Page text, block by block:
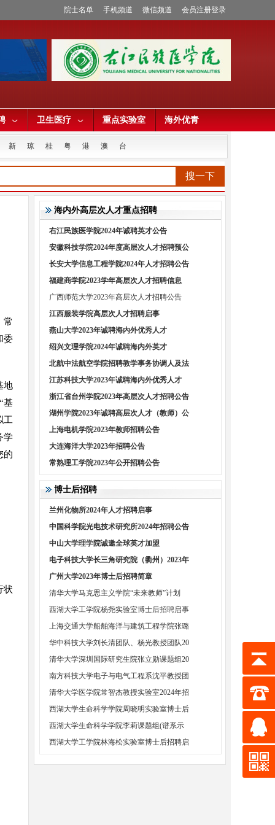
院士名单 手机频道 微信频道 会员注册登录
卫生医疗 重点实验室 海外优青
新 琼 桂 粤 港 澳 台
搜一下
常
委
地
基
工
学
的
状
海内外高层次人才重点招聘
右江民族医学院2024年诚聘英才公告
安徽科技学院2024年度高层次人才招聘预公
长安大学信息工程学院2024年人才招聘公告
福建商学院2023学年高层次人才招聘信息
广西师范大学2023年高层次人才招聘公告
江西服装学院高层次人才招聘启事
燕山大学2023年诚聘海内外优秀人才
绍兴文理学院2024年诚聘海内外英才
北航中法航空学院招聘教学事务协调人及法
江苏科技大学2023年诚聘海内外优秀人才
浙江省台州学院2023年高层次人才招聘公告
湖州学院2023年诚聘高层次人才（教师）公
上海电机学院2023年教师招聘公告
大连海洋大学2023年招聘公告
常熟理工学院2023年公开招聘公告
博士后招聘
兰州化物所2024年人才招聘启事
中国科学院光电技术研究所2024年招聘公告
中山大学理学院诚邀全球英才加盟
电子科技大学长三角研究院（衢州）2023年
广州大学2023年博士后招聘简章
清华大学马克思主义学院“未来教师”计划
西湖大学工学院杨尧实验室博士后招聘启事
上海交通大学船舶海洋与建筑工程学院张璐
华中科技大学刘长清团队、杨光教授团队20
清华大学深圳国际研究生院张立勋课题组20
南方科技大学电子与电气工程系沈平教授团
清华大学医学院常智杰教授实验室2024年招
西湖大学生命科学学院周晓明实验室博士后
西湖大学生命科学学院李莉课题组(谱系示
西湖大学工学院林海松实验室博士后招聘启